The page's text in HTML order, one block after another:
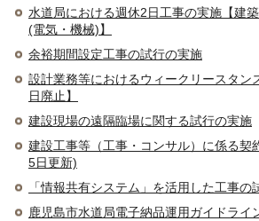
水道局における週休2日工事の実施【建
(電気・機械)】
余裕期間設定工事の試行の実施
設計業務等におけるウィークリースタン
日廃止】
建設現場の遠隔臨場に関する試行の実施
建設工事等（工事・コンサル）に係る契
5日更新)
「情報共有システム」を活用した工事の
鹿児島市水道局電子納品運用ガイドライ